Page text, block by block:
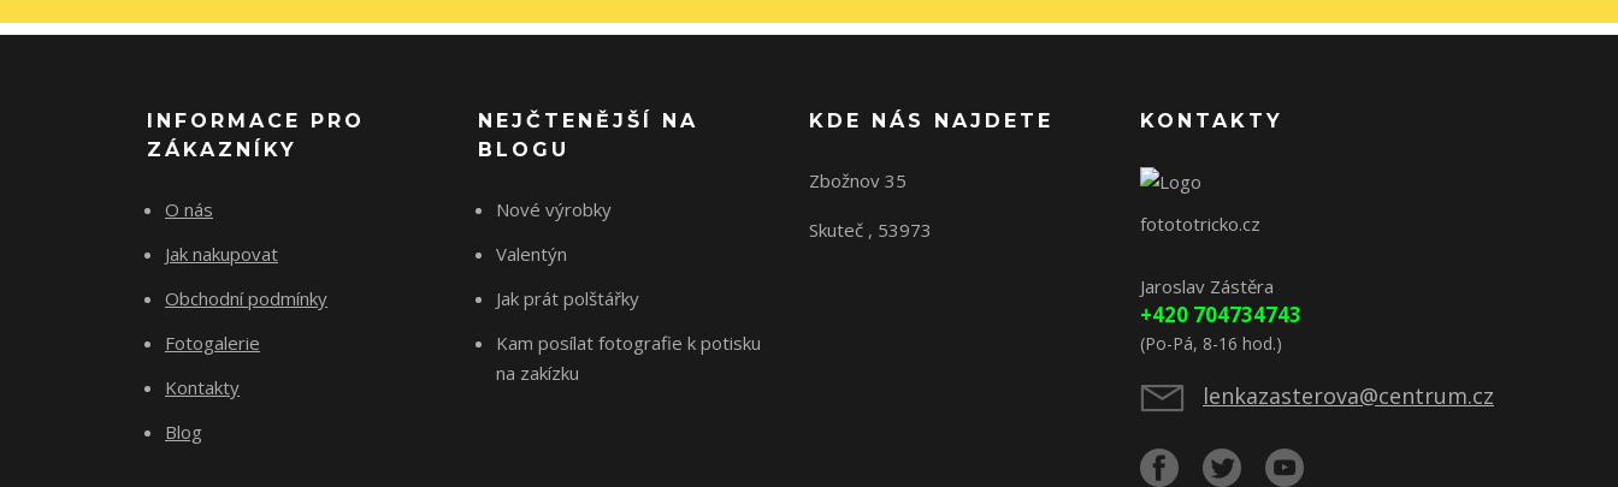
INFORMACE PRO
ZÁKAZNÍKY
O nás
Jak nakupovat
Obchodní podmínky
Fotogalerie
Kontakty
Blog
NEJČTENĚJŠÍ NA
BLOGU
Nové výrobky
Valentýn
Jak prát polštářky
Kam posílat fotografie k potisku
na zakízku
KDE NÁS NAJDETE
Zbožnov 35
Skuteč , 53973
KONTAKTY
fotototricko.cz
Jaroslav Zástěra
+420 704734743
(Po-Pá, 8-16 hod.)
lenkazasterova@centrum.cz